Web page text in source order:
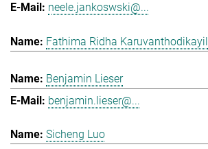
neele.jankoswski@...
Fathima Ridha Karuvanthodikayil
Benjamin Lieser
benjamin.lieser@...
Sicheng Luo